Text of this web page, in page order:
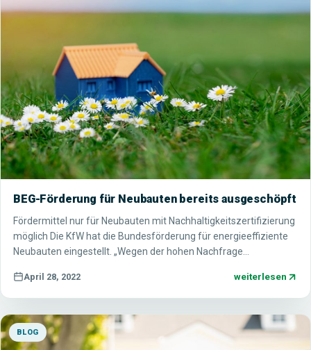
BEG-Förderung für Neubauten bereits ausgeschöpft
Fördermittel nur für Neubauten mit Nachhaltigkeitszertifizierung
möglich Die KfW hat die Bundesförderung für energieeffiziente
Neubauten eingestellt. „Wegen der hohen Nachfrage…
April 28, 2022 weiterlesen
BLOG